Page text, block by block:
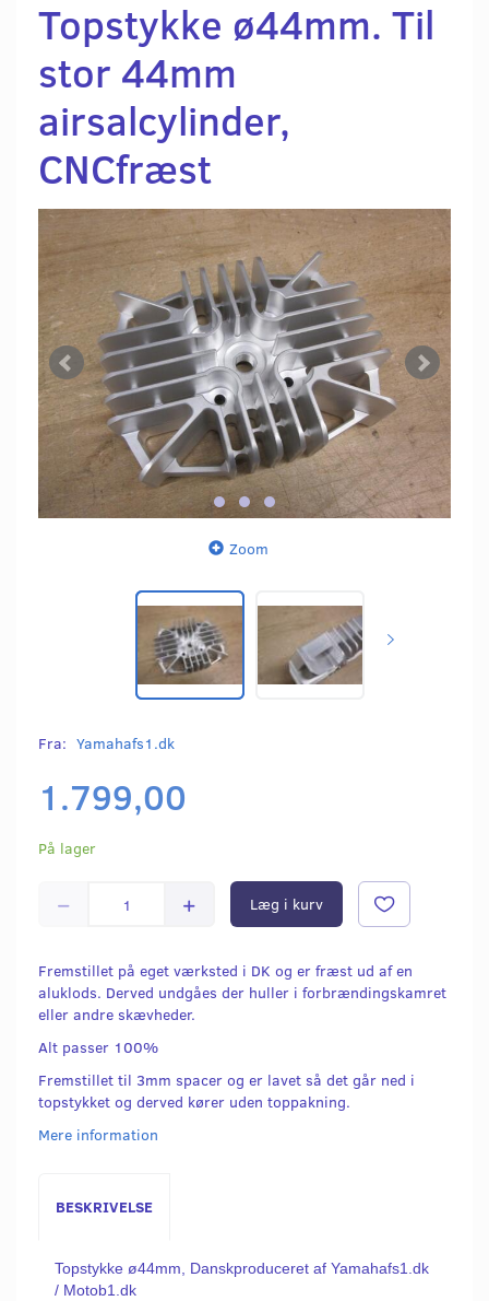
Topstykke ø44mm. Til
stor 44mm
airsalcylinder,
CNCfræst
Zoom
Fra: Yamahafs1.dk
1.799,00
På lager
Læg i kurv
Fremstillet på eget værksted i DK og er fræst ud af en
aluklods. Derved undgåes der huller i forbrændingskamret
eller andre skævheder.
Alt passer 100%
Fremstillet til 3mm spacer og er lavet så det går ned i
topstykket og derved kører uden toppakning.
Mere information
BESKRIVELSE
Topstykke ø44mm, Danskproduceret af Yamahafs1.dk
/ Motob1.dk